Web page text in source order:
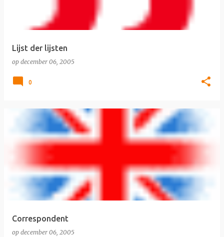
Lijst der lijsten
op december 06, 2005
0
Correspondent
op december 06, 2005